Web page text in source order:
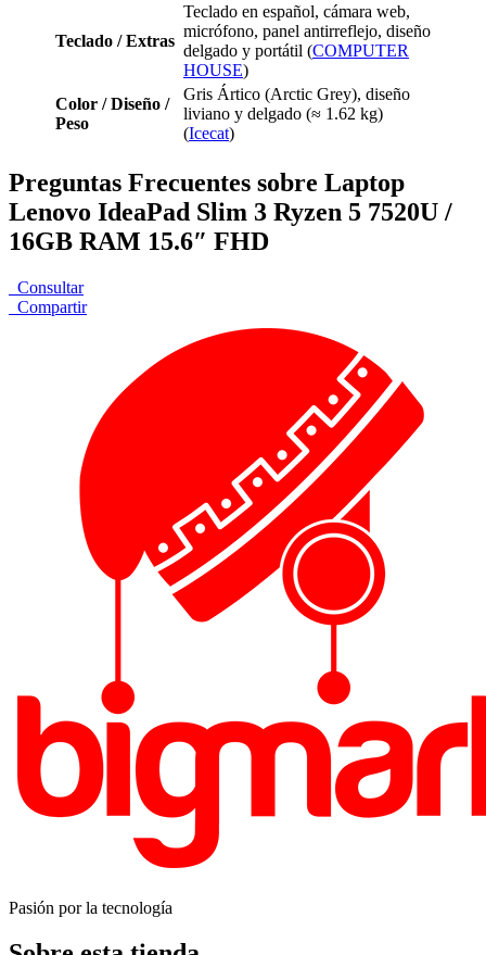
Teclado / Extras
Teclado en español, cámara web,
micrófono, panel antirreflejo, diseño
delgado y portátil (COMPUTER
HOUSE)
Color / Diseño /
Peso
Gris Ártico (Arctic Grey), diseño
liviano y delgado (≈ 1.62 kg)
(Icecat)
Preguntas Frecuentes sobre Laptop
Lenovo IdeaPad Slim 3 Ryzen 5 7520U /
16GB RAM 15.6″ FHD
Consultar
Compartir
Pasión por la tecnología